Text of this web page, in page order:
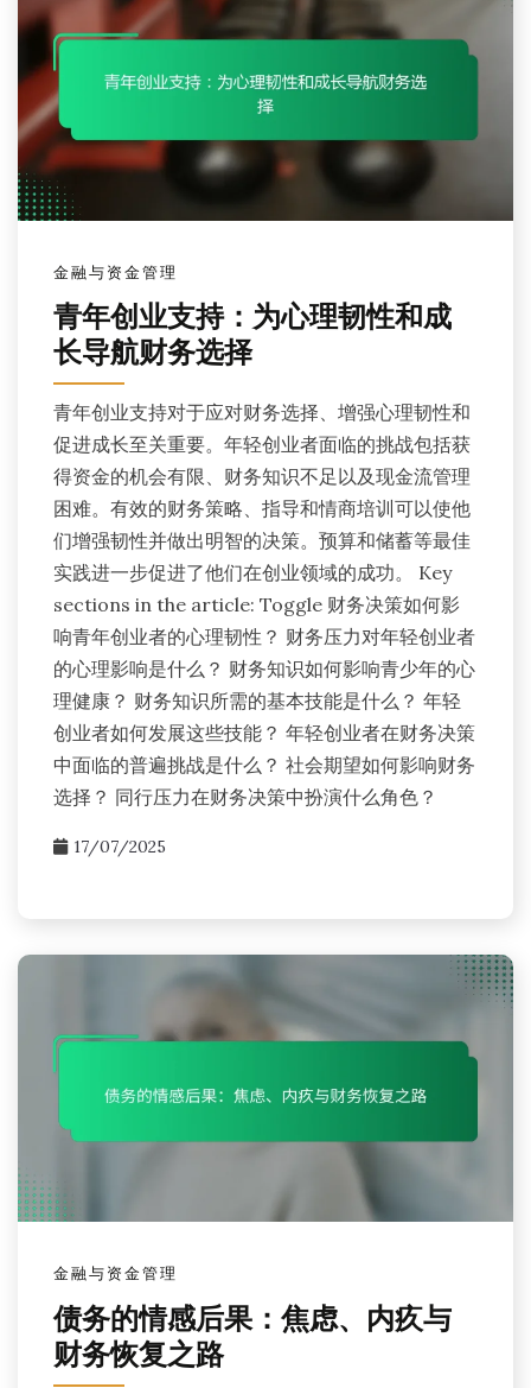
金融与资金管理
青年创业支持：为心理韧性和成
长导航财务选择
青年创业支持对于应对财务选择、增强心理韧性和
促进成长至关重要。年轻创业者面临的挑战包括获
得资金的机会有限、财务知识不足以及现金流管理
困难。有效的财务策略、指导和情商培训可以使他
们增强韧性并做出明智的决策。预算和储蓄等最佳
实践进一步促进了他们在创业领域的成功。 Key
sections in the article: Toggle 财务决策如何影
响青年创业者的心理韧性？ 财务压力对年轻创业者
的心理影响是什么？ 财务知识如何影响青少年的心
理健康？ 财务知识所需的基本技能是什么？ 年轻
创业者如何发展这些技能？ 年轻创业者在财务决策
中面临的普遍挑战是什么？ 社会期望如何影响财务
选择？ 同行压力在财务决策中扮演什么角色？
17/07/2025
金融与资金管理
债务的情感后果：焦虑、内疚与
财务恢复之路